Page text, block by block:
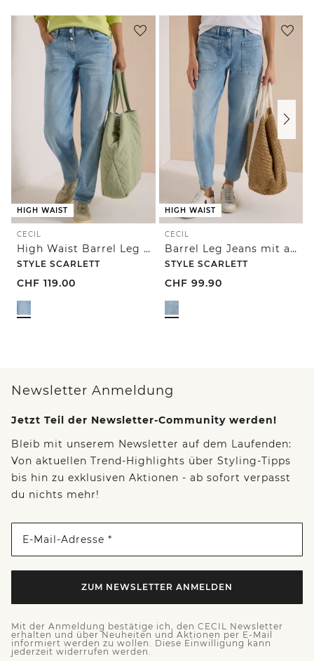
HIGH WAIST
CECIL
High Waist Barrel Leg Jeans im Loose Fit
STYLE SCARLETT
CHF 119.00
HIGH WAIST
CECIL
Barrel Leg Jeans mit aufgesetzten Taschen
STYLE SCARLETT
CHF 99.90
Newsletter Anmeldung
Jetzt Teil der Newsletter-Community werden!
Bleib mit unserem Newsletter auf dem Laufenden:
Von aktuellen Trend-Highlights über Styling-Tipps
bis hin zu exklusiven Aktionen - ab sofort verpasst
du nichts mehr!
E-Mail-Adresse *
ZUM NEWSLETTER ANMELDEN
Mit der Anmeldung bestätige ich, den CECIL Newsletter
erhalten und über Neuheiten und Aktionen per E-Mail
informiert werden zu wollen. Diese Einwilligung kann
jederzeit widerrufen werden.